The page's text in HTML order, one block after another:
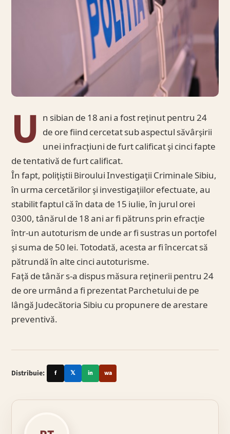
U n sibian de 18 ani a fost reţinut pentru 24
de ore fiind cercetat sub aspectul săvârşirii
unei infracţiuni de furt calificat şi cinci fapte
de tentativă de furt calificat.
În fapt, poliţiştii Biroului Investigaţii Criminale Sibiu,
în urma cercetărilor şi investigaţiilor efectuate, au
stabilit faptul că în data de 15 iulie, în jurul orei
0300, tânărul de 18 ani ar fi pătruns prin efracţie
într-un autoturism de unde ar fi sustras un portofel
şi suma de 50 lei. Totodată, acesta ar fi încercat să
pătrundă în alte cinci autoturisme.
Faţă de tânăr s-a dispus măsura reţinerii pentru 24
de ore urmând a fi prezentat Parchetului de pe
lângă Judecătoria Sibiu cu propunere de arestare
preventivă.
Distribuie: f 𝕏 in wa